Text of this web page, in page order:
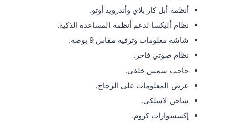
أنظمة أبل كار بلاي وأندرويد أوتو.
نظام أليكسا لدعم أنظمة المساعدة الذكية.
شاشة معلومات وترفيه مقاس 9 بوصة.
نظام صوتي فاخر.
حاجب شمس خلفي.
عرض المعلومات على الزجاج.
شاحن لاسلكي.
إكسسوارات كروم.